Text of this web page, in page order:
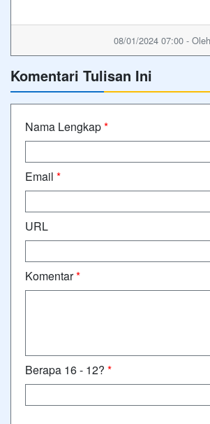
08/01/2024 07:00 -
Komentari Tulisan Ini
Nama Lengkap*
Email *
URL
Komentar*
Berapa 16 - 12? *